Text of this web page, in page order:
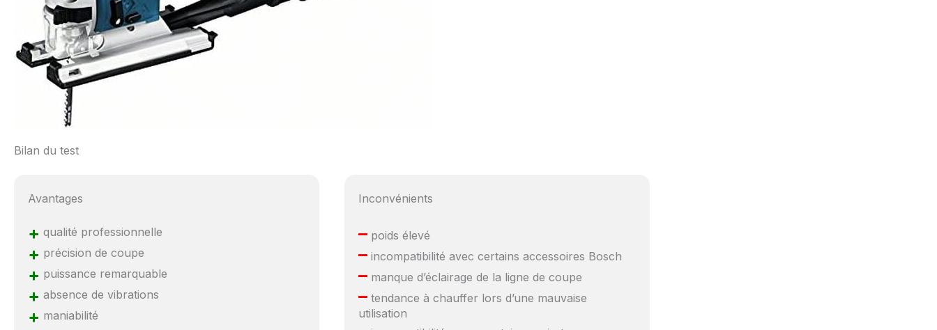
Bilan du test
Avantages
+ qualité professionnelle
+ précision de coupe
+ puissance remarquable
+ absence de vibrations
+ maniabilité
Inconvénients
– poids élevé
– incompatibilité avec certains accessoires Bosch
– manque d’éclairage de la ligne de coupe
– tendance à chauffer lors d’une mauvaise
utilisation